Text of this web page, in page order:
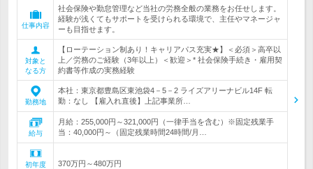
仕事内容
社会保険や勤怠管理など当社の労務全般の業務をお任せします。
経験が浅くてもサポートを受けられる環境で、主任やマネージャ
ーも目指せます。
対象と
なる方
【ローテーション制あり！キャリアパス充実★】＜必須＞高卒以
上／労務のご経験（3年以上）＜歓迎＞* 社会保険手続き・雇用契
約書等作成の実務経験
勤務地
本社：東京都豊島区東池袋4－5－2 ライズアリーナビル14F 転
勤：なし 【雇入れ直後】上記事業所…
給与
月給：255,000円～321,000円（一律手当を含む）※固定残業手
当：40,000円～（固定残業時間24時間/月…
初年度
370万円～480万円